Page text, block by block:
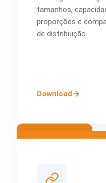
tamanhos,
proporções e
de distribuição.
Download